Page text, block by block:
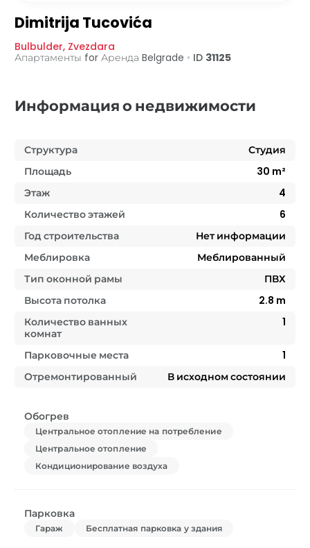
Dimitrija Tucovića
Bulbulder, Zvezdara
Апартаменты for Аренда Belgrade • ID 31125
Информация о недвижимости
Структура
Студия
Площадь
30 m²
Этаж
4
Количество этажей
6
Год строительства
Нет информации
Меблировка
Меблированный
Тип оконной рамы
ПВХ
Высота потолка
2.8 m
Количество ванных
комнат
1
Парковочные места
1
Отремонтированный
В исходном состоянии
Обогрев
Центральное отопление на потребление
Центральное отопление
Кондиционирование воздуха
Парковка
Гараж Бесплатная парковка у здания